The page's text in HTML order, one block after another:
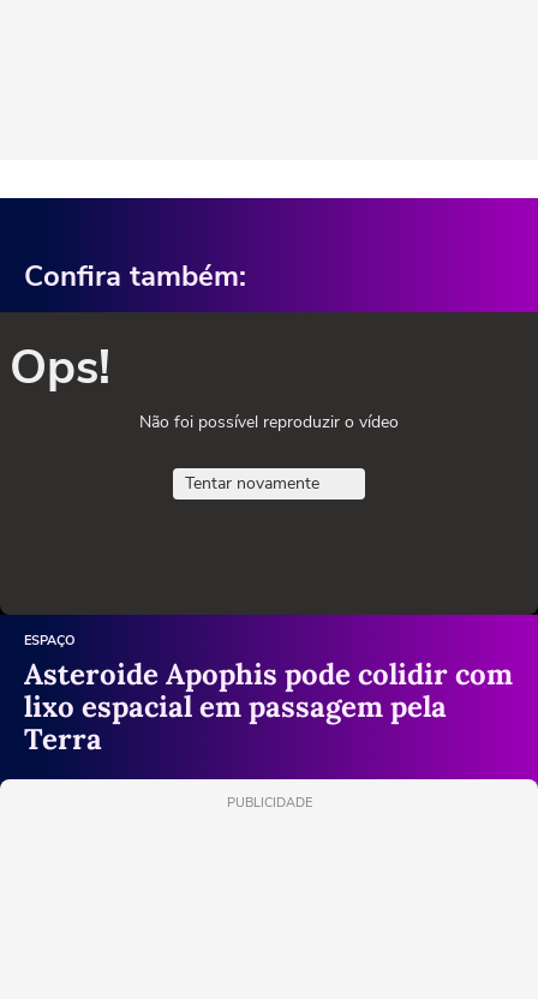
Confira também:
Ops!
Não foi possível reproduzir o vídeo
Tentar novamente
ESPAÇO
Asteroide Apophis pode colidir com
lixo espacial em passagem pela
Terra
PUBLICIDADE